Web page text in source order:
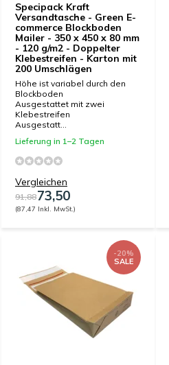
Specipack Kraft
Versandtasche - Green E-
commerce Blockboden
Mailer - 350 x 450 x 80 mm
- 120 g/m2 - Doppelter
Klebestreifen - Karton mit
200 Umschlägen
Höhe ist variabel durch den
Blockboden
Ausgestattet mit zwei
Klebestreifen
Ausgestatt...
Lieferung in 1–2 Tagen
Vergleichen
91,8873,50
(87,47 Inkl. MwSt.)
-20%
SALE